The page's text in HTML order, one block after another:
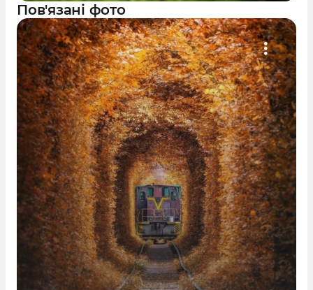
Пов'язані фото